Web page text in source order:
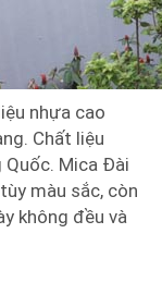
nhựa cao
Chất liệu
Mica Đài
màu sắc, còn
không đều và